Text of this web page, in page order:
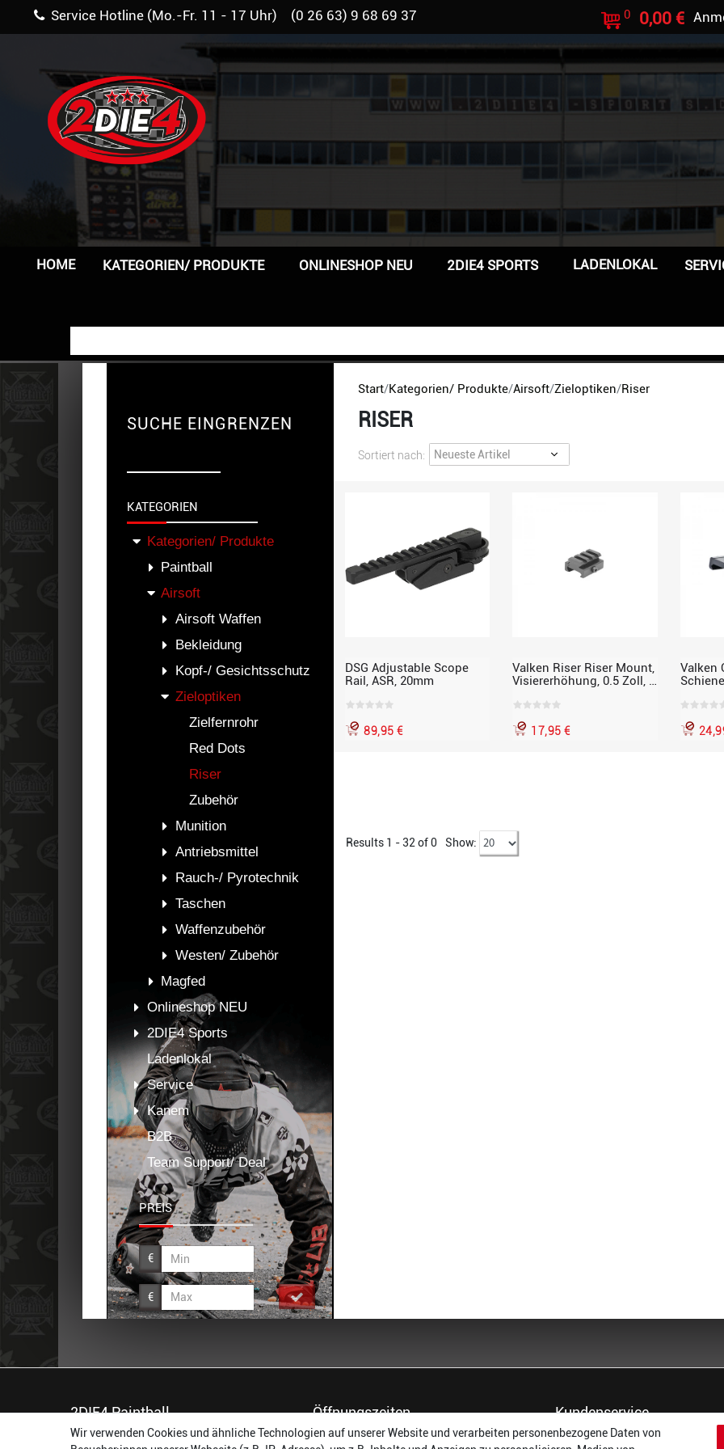
Service Hotline (Mo.-Fr. 11 - 17 Uhr) (0 26 63) 9 68 69 37 0 0,00 €
HOME KATEGORIEN/ PRODUKTE ONLINESHOP NEU 2DIE4 SPORTS LADENLOKAL
SUCHE EINGRENZEN
KATEGORIEN
Kategorien/ Produkte
Paintball
Airsoft
Airsoft Waffen
Bekleidung
Kopf-/ Gesichtsschutz
Zieloptiken
Zielfernrohr
Red Dots
Riser
Zubehör
Munition
Antriebsmittel
Rauch-/ Pyrotechnik
Taschen
Waffenzubehör
Westen/ Zubehör
Magfed
Onlineshop NEU
2DIE4 Sports
Ladenlokal
Service
Kanem
B2B
Team Support/ Deal
PREIS
€
€
Start Kategorien/ Produkte Airsoft Zieloptiken Riser
RISER
Sortiert nach:
DSG Adjustable Scope
Rail, ASR, 20mm
89,95 €
Valken Riser Riser Mount,
Visiererhöhung, 0.5 Zoll, 3
17,95 €
Valken
Results 1 - 32 of0 Show:
2DIE4 Paintball
56457 Westerburg
Öffnungszeiten
Montag: 14:00 - 17:00 Uhr
Kundenservice
Dein Konto
Wir verwenden Cookies und ähnliche Technologien auf unserer Website und verarbeiten personenbezogene Daten von